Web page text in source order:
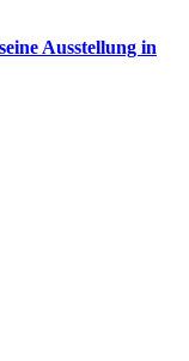
Ausstellung in